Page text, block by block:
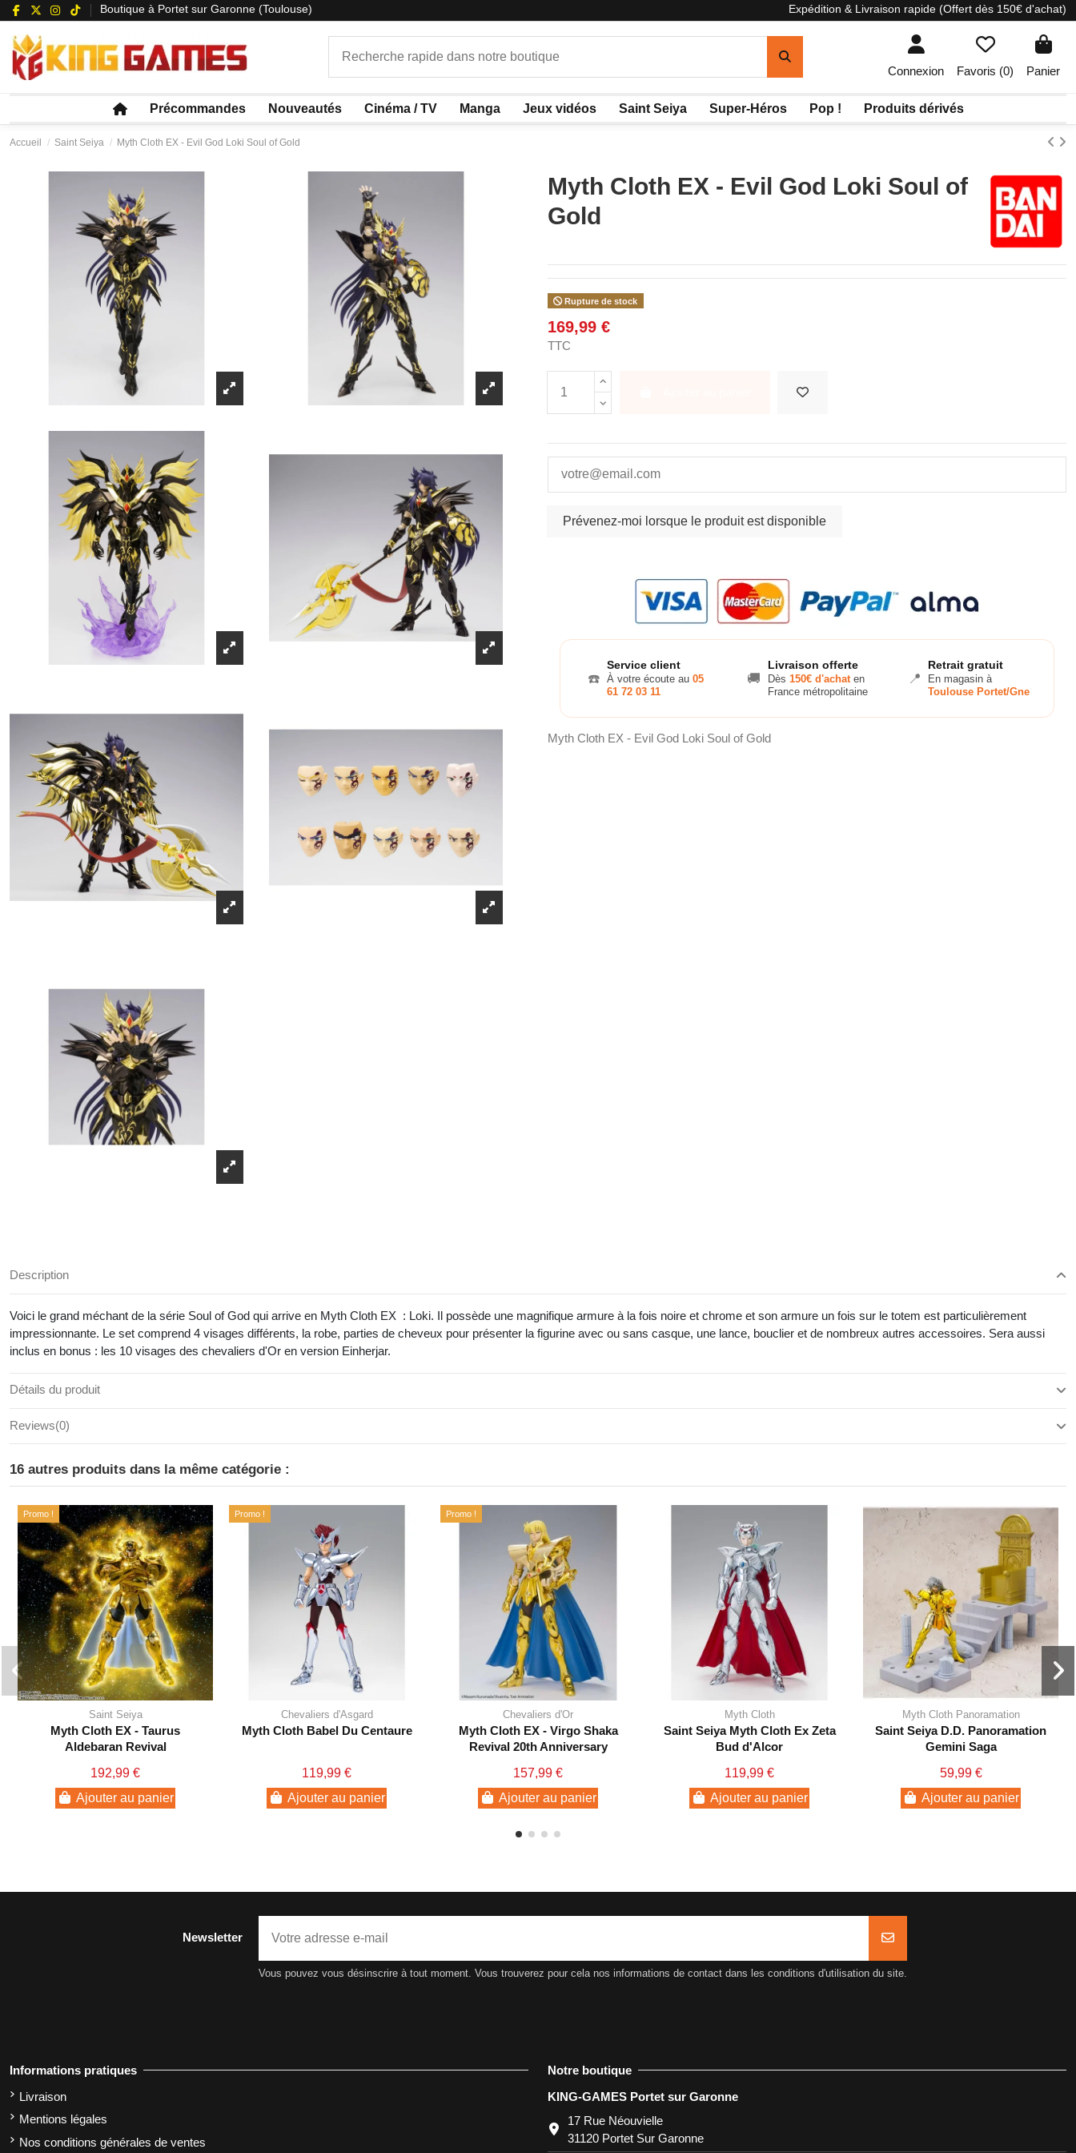
Boutique à Portet sur Garonne (Toulouse) Expédition & Livraison rapide (Offert dès 150€ d'achat)
Connexion Favoris (0) Panier
Précommandes Nouveautés Cinéma / TV Manga Jeux vidéos Saint Seiya Super-Héros Pop ! Produits dérivés
Accueil Saint Seiya Myth Cloth EX - Evil God Loki Soul of Gold
Myth Cloth EX - Evil God Loki Soul of
Gold
Rupture de stock
169,99 €
TTC
☎️
Service client
À votre écoute au 05
61 72 03 11
🚚
Livraison offerte
Dès 150€ d'achaten
France métropolitaine
📍
Retrait gratuit
En magasin à
Toulouse Portet/Gne
Myth Cloth EX - Evil God Loki Soul of Gold
Description
Voici le grand méchant de la série Soul of God qui arrive en Myth Cloth EX : Loki. Il possède une magnifique armure à la fois noire et chrome et son armure un fois sur le totem est particulièrement
impressionnante. Le set comprend 4 visages différents, la robe, parties de cheveux pour présenter la figurine avec ou sans casque, une lance, bouclier et de nombreux autres accessoires. Sera aussi
inclus en bonus : les 10 visages des chevaliers d'Or en version Einherjar.
Détails du produit
Reviews(0)
16 autres produits dans la même catégorie :
Promo !
Saint Seiya
Myth Cloth EX - Taurus
Aldebaran Revival
192,99 €
Ajouter au panier
Promo !
Chevaliers d'Asgard
Myth Cloth Babel Du Centaure
119,99 €
Ajouter au panier
Promo !
Chevaliers d'Or
Myth Cloth EX - Virgo Shaka
Revival 20th Anniversary
157,99 €
Ajouter au panier
Myth Cloth
Saint Seiya Myth Cloth Ex Zeta
Bud d'Alcor
119,99 €
Ajouter au panier
Myth Cloth Panoramation
Saint Seiya D.D. Panoramation
Gemini Saga
59,99 €
Ajouter au panier
Newsletter
Vous pouvez vous désinscrire à tout moment. Vous trouverez pour cela nos informations de contact dans les conditions d'utilisation du site.
Informations pratiques
Livraison
Mentions légales
Nos conditions générales de ventes
Notre boutique
KING-GAMES Portet sur Garonne
17 Rue Néouvielle
31120 Portet Sur Garonne